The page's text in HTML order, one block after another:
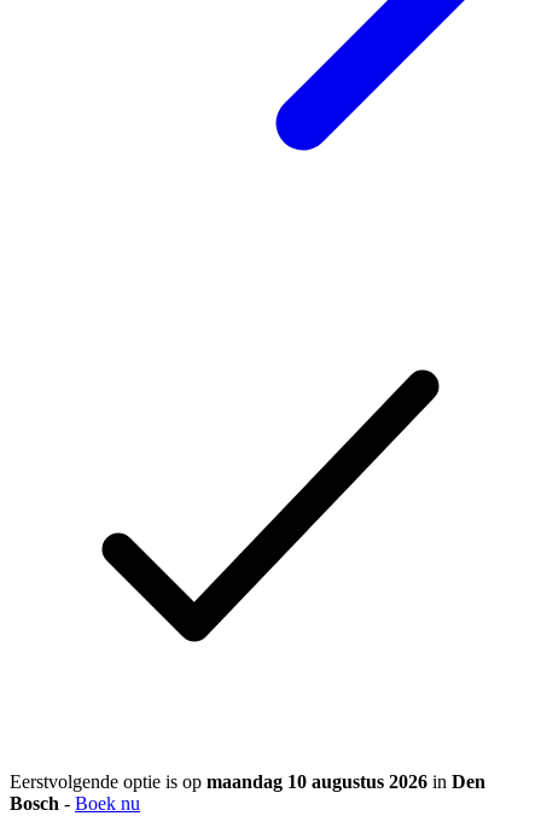
Eerstvolgende optie is op maandag 10 augustus 2026 in Den
Bosch - Boek nu